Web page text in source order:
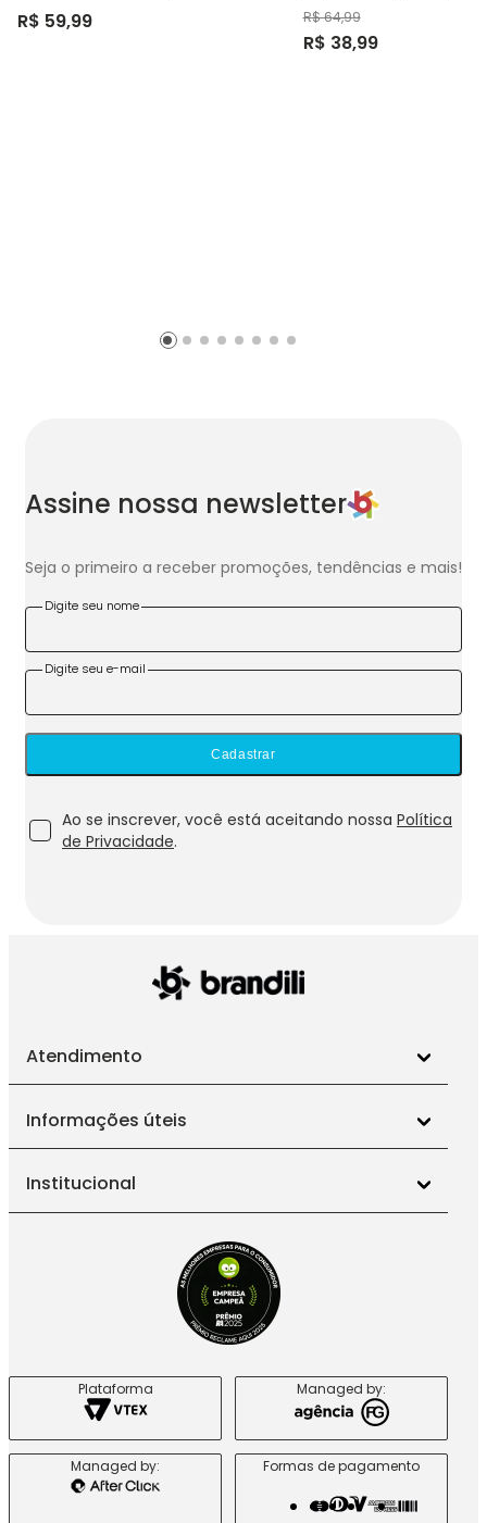
R$ 59,99 R$ 64,99
R$ 38,99
Assine nossa newsletter
Seja o primeiro a receber promoções, tendências e mais!
Digite seu nome
Digite seu e-mail
Cadastrar
Ao se inscrever, você está aceitando nossa Política
de Privacidade.
Atendimento
Informações úteis
Institucional
Plataforma Managed by:
Managed by: Formas de pagamento